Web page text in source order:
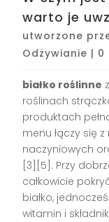
warto je
utworzone
Odżywianie | 0
białko roślinne
roślinach
produktach
menu łączy się
naczyniowych
[3][5]. Przy
całkowicie
białko,
witamin i